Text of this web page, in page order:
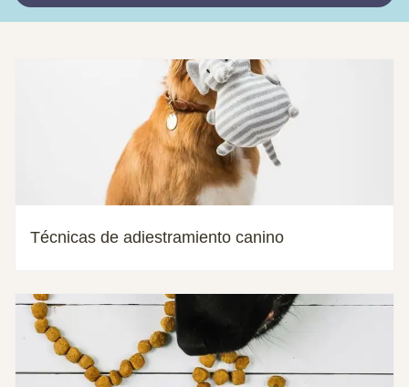
Técnicas de adiestramiento canino